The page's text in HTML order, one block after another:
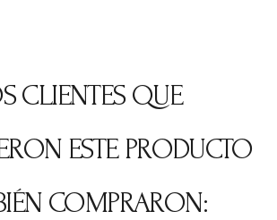
CLIENTES QUE
ESTE PRODUCTO
COMPRARON: